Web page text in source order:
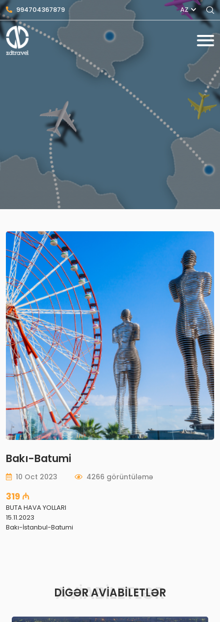
994704367879 AZ
Bakı-Batumi
10 Oct 2023 4266 görüntüləmə
319 ₼
BUTA HAVA YOLLARI
15.11.2023
Bakı-İstanbul-Batumi
DIGƏR AVIABILETLƏR
AVIABILETLƏR